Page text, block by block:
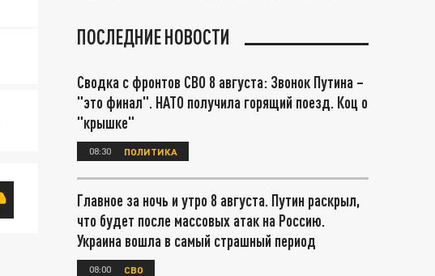
ПОСЛЕДНИЕ НОВОСТИ
Сводка с фронтов СВО 8 августа: Звонок Путина –
"это финал". НАТО получила горящий поезд. Коц о
"крышке"
08:30 ПОЛИТИКА
Главное за ночь и утро 8 августа. Путин раскрыл,
что будет после массовых атак на Россию.
Украина вошла в самый страшный период
08:00 СВО